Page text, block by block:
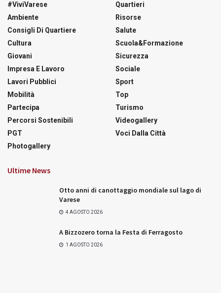
#ViviVarese
Ambiente
Consigli Di Quartiere
Cultura
Giovani
Impresa E Lavoro
Lavori Pubblici
Mobilità
Partecipa
Percorsi Sostenibili
PGT
Photogallery
Quartieri
Risorse
Salute
Scuola&Formazione
Sicurezza
Sociale
Sport
Top
Turismo
Videogallery
Voci Dalla Città
Ultime News
Otto anni di canottaggio mondiale sul lago di
Varese
4 AGOSTO 2026
A Bizzozero torna la Festa di Ferragosto
1 AGOSTO 2026